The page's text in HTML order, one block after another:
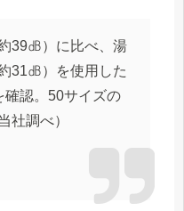
39㏈）に比べ、湯
31㏈）を使用した
確認。50サイズの
社調べ）